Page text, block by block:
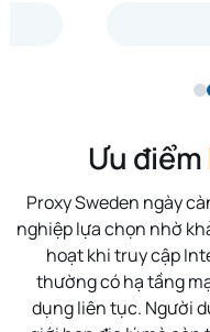
Dùng
Ưu điểm
Proxy Sweden ngày
nghiệp lựa chọn nhờ
hoạt khi truy cập
thường có hạ tầng
dụng liên tục. Người